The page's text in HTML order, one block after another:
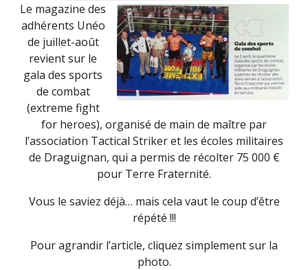
Le magazine des
adhérents Unéo
de juillet-août
revient sur le
gala des sports
de combat
(extreme fight
for heroes), organisé de main de maître par
l’association Tactical Striker et les écoles militaires
de Draguignan, qui a permis de récolter 75 000 €
pour Terre Fraternité.
Vous le saviez déjà… mais cela vaut le coup d’être
répété !!!
Pour agrandir l’article, cliquez simplement sur la
photo.